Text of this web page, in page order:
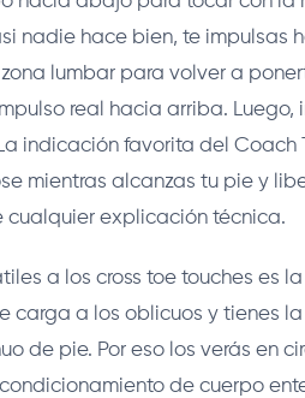
nadie hace bien, te impulsas
lumbar para volver a
real hacia arriba.
indicación favorita del Coach
mientras alcanzas tu pie y
cualquier explicación técnica.
a los cross toe touches es
carga a los oblicuos y tienes
de pie. Por eso los verás en
de cuerpo